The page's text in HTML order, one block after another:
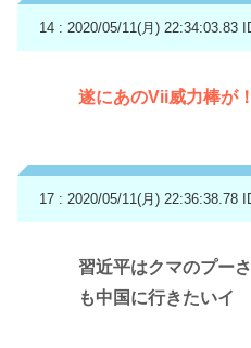
14 : 2020/05/11(月) 22:34:03.83
遂にあのVii威力棒が
17 : 2020/05/11(月) 22:36:38.78
習近平はクマのプー
も中国に行きたいイ